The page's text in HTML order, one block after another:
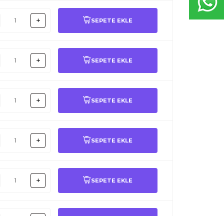
SEPETE EKLE
SEPETE EKLE
SEPETE EKLE
SEPETE EKLE
SEPETE EKLE